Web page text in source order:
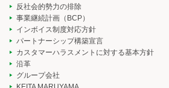
反社会的勢力の排除
事業継続計画（BCP）
インボイス制度対応方針
パートナーシップ構築宣言
カスタマーハラスメントに対する基本方針
沿革
グループ会社